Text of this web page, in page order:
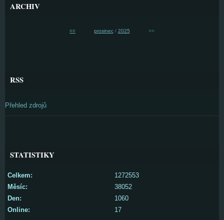
ARCHIV
<< prosinec/ 2025 >>
RSS
Přehled zdrojů
STATISTIKY
Online: 17
Celkem:
1272553
Měsíc:
38052
Den:
1060